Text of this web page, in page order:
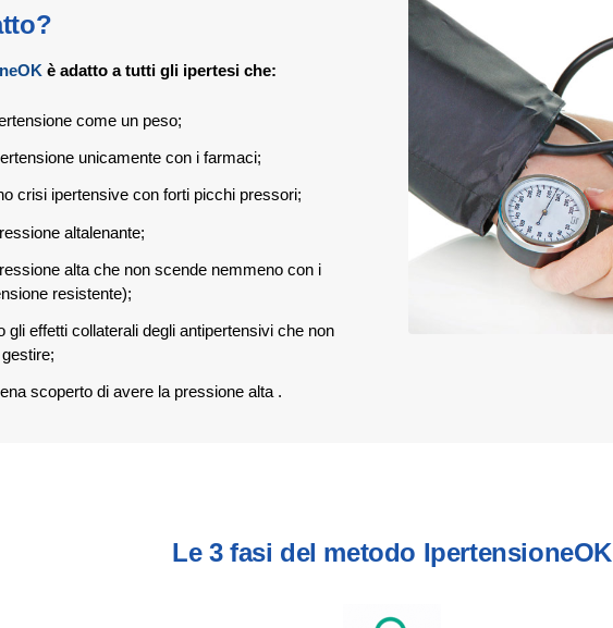
è adatto a tutti gli ipertesi che:
come un peso;
unicamente con i farmaci;
crisi ipertensive con forti picchi pressori;
altalenante;
alta che non scende nemmeno con i
resistente);
gli effetti collaterali degli antipertensivi che non
scoperto di avere la pressione alta .
Le 3 fasi del metodo IpertensioneOK